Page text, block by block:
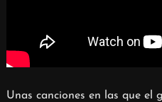
Unas canciones en las que el